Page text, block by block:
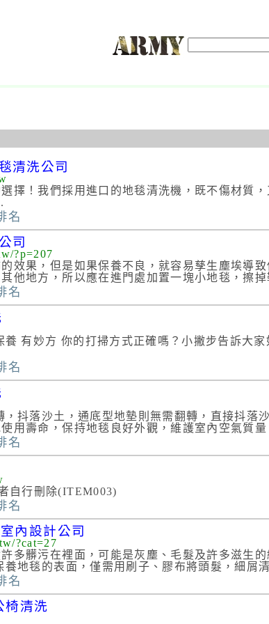
清洗公司
擇！我們採用進口的地毯清洗機，既不傷材質
名
司
?p=207
效果，但是如果保養不良，就容易孳生塵埃導
他地方，所以應在進門處加置一塊小地毯，擦
名
養 有妙方 你的打掃方式正確嗎？小撇步告訴大
名
，抖落沙土，通底型地墊則無需翻轉，直接抖
用壽命，保持地毯良好外觀，維護室內空氣質
名
自行刪除(ITEM003)
名
內設計公司
?cat=27
多髒污在裡面，可能是灰塵、毛髮及許多滋生
養地毯的表面，僅需用刷子、膠布將頭髮，細屑
名
椅清洗